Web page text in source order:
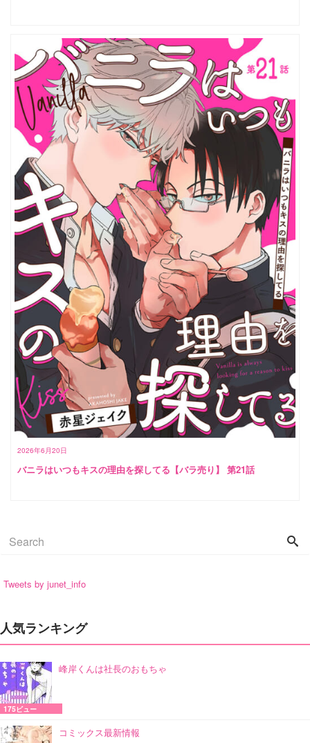
2026年6月20日
バニラはいつもキスの理由を探してる【バラ売り】 第21話
Tweets by junet_info
人気ランキング
峰岸くんは社長のおもちゃ
175ビュー
コミックス最新情報